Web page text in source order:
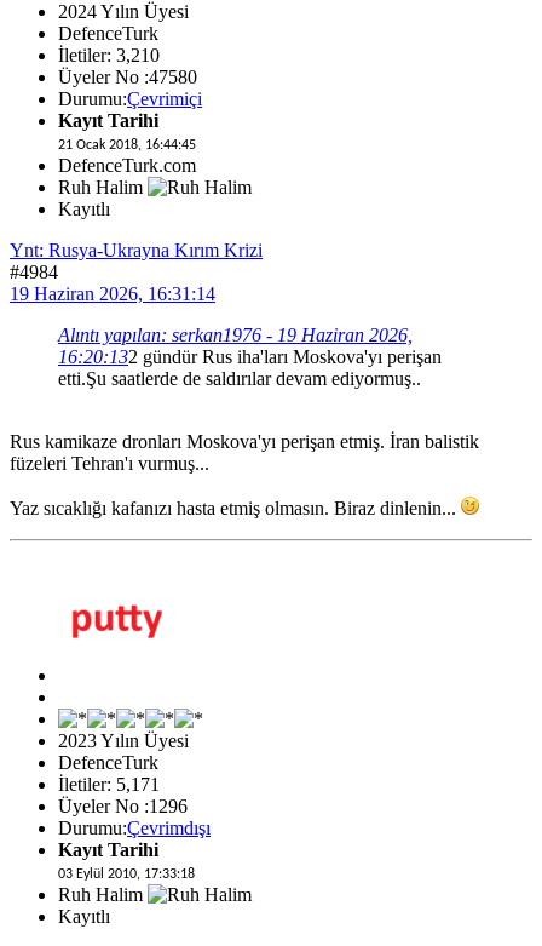
2024 Yılın Üyesi
DefenceTurk
İletiler: 3,210
Üyeler No :47580
Durumu:Çevrimiçi
Kayıt Tarihi
21 Ocak 2018, 16:44:45
DefenceTurk.com
Ruh Halim
Kayıtlı
Ynt: Rusya-Ukrayna Kırım Krizi
#4984
19 Haziran 2026, 16:31:14
Alıntı yapılan: serkan1976 - 19 Haziran 2026,
16:20:132 gündür Rus iha'ları Moskova'yı perişan
etti.Şu saatlerde de saldırılar devam ediyormuş..
Rus kamikaze dronları Moskova'yı perişan etmiş. İran balistik
füzeleri Tehran'ı vurmuş...
Yaz sıcaklığı kafanızı hasta etmiş olmasın. Biraz dinlenin...
2023 Yılın Üyesi
DefenceTurk
İletiler: 5,171
Üyeler No :1296
Durumu:Çevrimdışı
Kayıt Tarihi
03 Eylül 2010, 17:33:18
Ruh Halim
Kayıtlı